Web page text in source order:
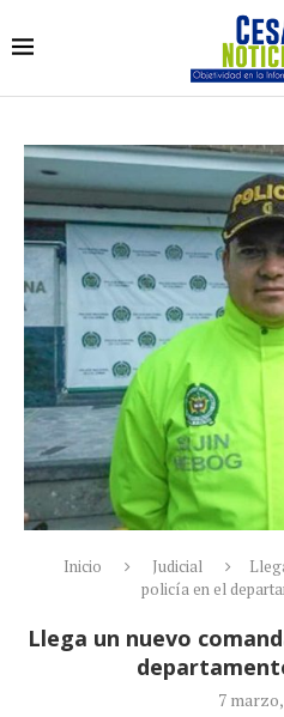
Inicio Judicial
policía en el
Llega un nuevo
7